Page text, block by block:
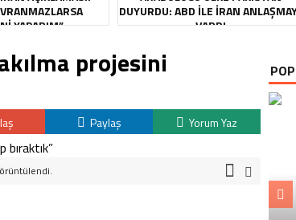
YAPARIM”
DUYURDU: ABD ILE İRAN
VARDI
projesini
Paylaş Yorum Yaz